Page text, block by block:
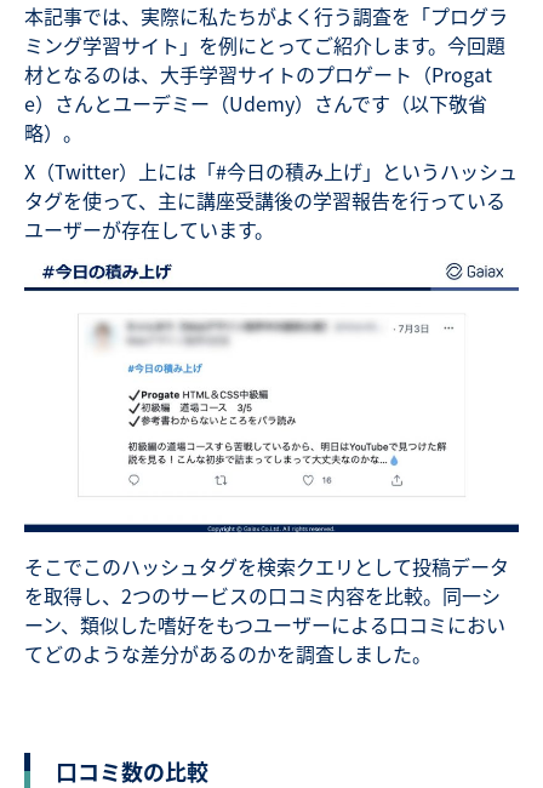
本記事では、実際に私たちがよく行う調査を「プログラ
ミング学習サイト」を例にとってご紹介します。今回題
材となるのは、大手学習サイトのプロゲート（Progat
e）さんとユーデミー（Udemy）さんです（以下敬省
略）。
X（Twitter）上には「#今日の積み上げ」というハッシュ
タグを使って、主に講座受講後の学習報告を行っている
ユーザーが存在しています。
そこでこのハッシュタグを検索クエリとして投稿データ
を取得し、2つのサービスの口コミ内容を比較。同一シ
ーン、類似した嗜好をもつユーザーによる口コミにおい
てどのような差分があるのかを調査しました。
口コミ数の比較